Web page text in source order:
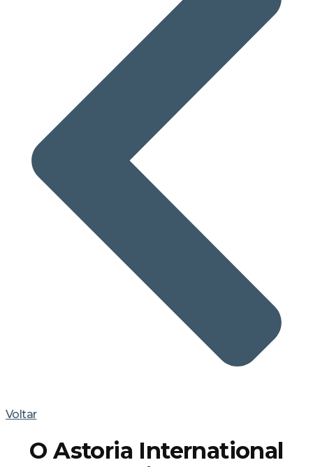
Voltar
O Astoria International